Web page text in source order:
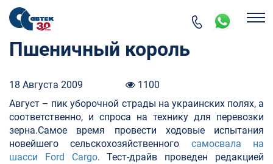
Пшеничный король
18 Августa 2009
1100
Август – пик уборочной страды на украинских полях, а
соответственно, и спроса на технику для перевозки
зерна.Самое время провести ходовые испытания
новейшего сельскохозяйственного самосвала на
шасси Ford Cargo. Тест-драйв проведен редакцией